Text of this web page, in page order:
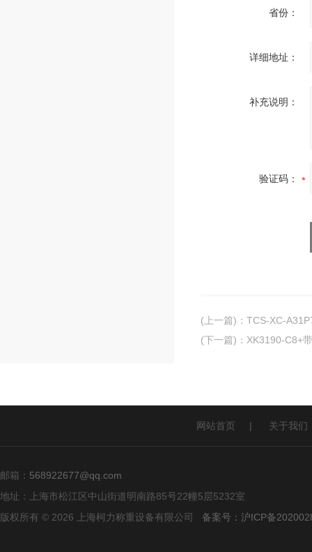
省份：
详细地址：
补充说明：
验证码：
(上一篇) ： TCS-XC-
(下一篇) ： XK3190-C8+
网站首页 | 关于我们
邮箱： 568922677@qq.com
地址：上海市松江区中山街道明南路85号22幢5层5232室
版权所有 © 2026 上海柯力称重设备有限公司 备案号：沪ICP备